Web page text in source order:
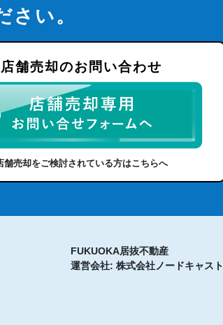
さい。
店舗売却のお問い合わせ
舗売却をご検討されている方はこちらへ
FUKUOKA居抜不動産
運営会社: 株式会社ノードキャスト